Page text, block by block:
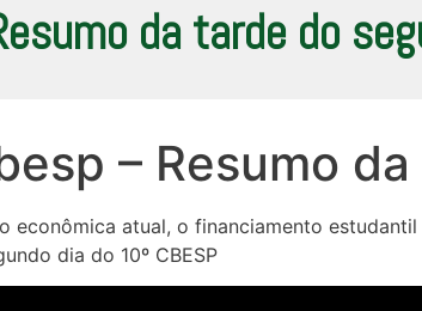
da tarde do
– Resumo
econômica atual, o financiamento
dia do 10º CBESP